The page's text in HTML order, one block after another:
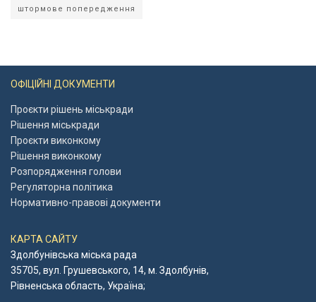
штормове попередження
ОФІЦІЙНІ ДОКУМЕНТИ
Проєкти рішень міськради
Рішення міськради
Проєкти виконкому
Рішення виконкому
Розпорядження голови
Регуляторна політика
Нормативно-правові документи
КАРТА САЙТУ
Здолбунівська міська рада
35705, вул. Грушевського, 14, м. Здолбунів,
Рівненська область, Україна;